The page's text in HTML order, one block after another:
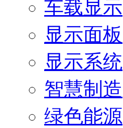
车载显示
显示面板
显示系统
智慧制造
绿色能源